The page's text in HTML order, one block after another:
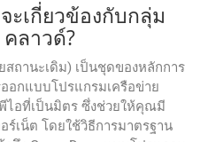
ะเกี่ยวข้องกับกลุ่ม
ลาวด์?
สถานะเดิม) เป็นชุดของหลักการ
อกแบบโปรแกรมเครือข่าย
ไอที่เป็นมิตร ซึ่งช่วยให้คุณมี
เน็ต โดยใช้วิธีการมาตรฐาน